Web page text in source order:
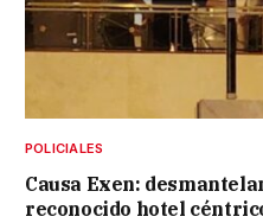
POLICIALES
Causa Exen:
reconocido hotel